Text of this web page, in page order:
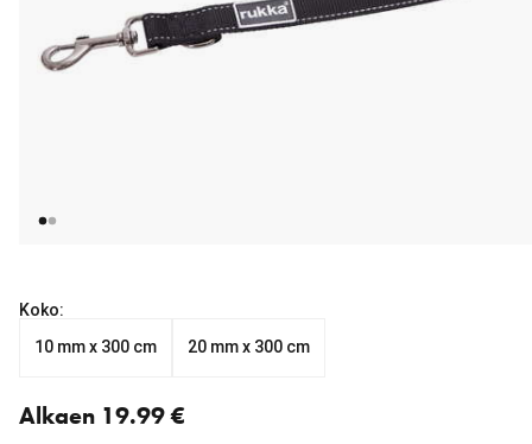
Koko:
10 mm x 300 cm
20 mm x 300 cm
Alkaen 19.99 €